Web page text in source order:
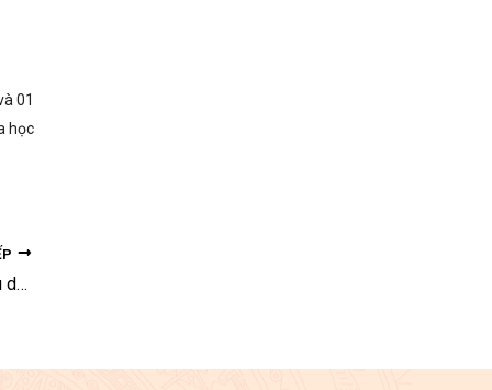
01
học
Thông báo về kết quả tiếp nhận hồ sơ tiểu dự án VIIP đợt 1